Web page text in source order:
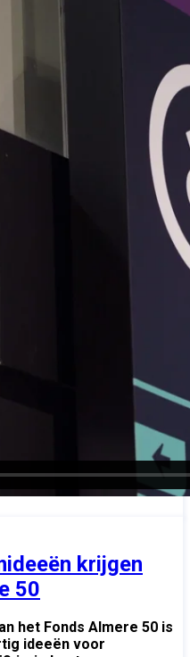
krijgen
50
het Fonds Almere 50 is
ideeën voor